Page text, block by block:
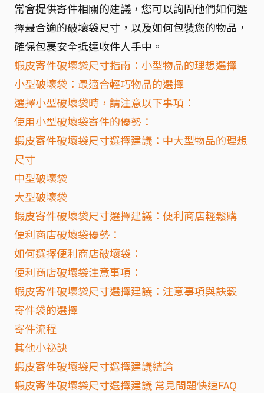
常會提供寄件相關的建議，您可以詢問他們如何選
擇最合適的破壞袋尺寸，以及如何包裝您的物品，
確保包裹安全抵達收件人手中。
蝦皮寄件破壞袋尺寸指南：小型物品的理想選擇
小型破壞袋：最適合輕巧物品的選擇
選擇小型破壞袋時，請注意以下事項：
使用小型破壞袋寄件的優勢：
蝦皮寄件破壞袋尺寸選擇建議：中大型物品的理想
尺寸
中型破壞袋
大型破壞袋
蝦皮寄件破壞袋尺寸選擇建議：便利商店輕鬆購
便利商店破壞袋優勢：
如何選擇便利商店破壞袋：
便利商店破壞袋注意事項：
蝦皮寄件破壞袋尺寸選擇建議：注意事項與訣竅
寄件袋的選擇
寄件流程
其他小祕訣
蝦皮寄件破壞袋尺寸選擇建議結論
蝦皮寄件破壞袋尺寸選擇建議 常見問題快速FAQ